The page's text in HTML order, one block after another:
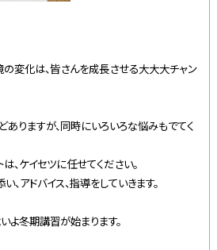
の変化は、皆さんを成長させる大大大チャン
りますが、同時にいろいろな悩みもでてく
、ケイセツに任せてください。
、アドバイス、指導をしていきます。
よ冬期講習が始まります。